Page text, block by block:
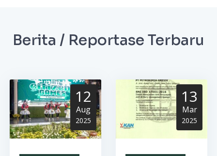
Berita / Reportase Terbaru
12
Aug
2025
13
Mar
2025